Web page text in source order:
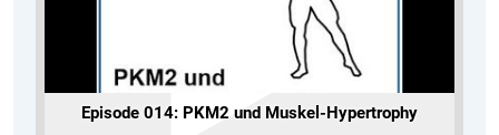
Episode 014: PKM2 und Muskel-Hypertrophy